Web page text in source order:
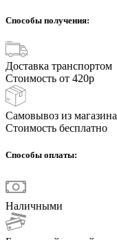
Способы получения:
Доставка транспортом
Стоимость от 420р
Самовывоз из магазина
Стоимость бесплатно
Способы оплаты:
Наличными